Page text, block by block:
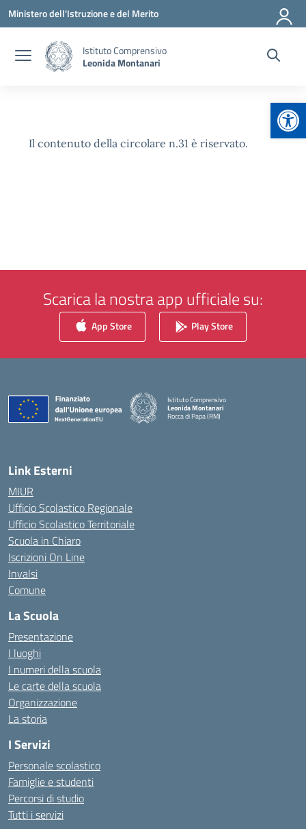
Vai ai contenuti
Vai al menu di navigazione
Vai al footer
Ministero dell'Istruzione e del Merito
Istituto Comprensivo
Leonida Montanari
Il contenuto della circolare n.31 è riservato.
Scarica la nostra app ufficiale su:
App Store Play Store
Istituto Comprensivo
Leonida Montanari
Rocca di Papa (RM)
— Visita la pagina iniziale della scuola
Link Esterni
MIUR
Ufficio Scolastico Regionale
Ufficio Scolastico Territoriale
Scuola in Chiaro
Iscrizioni On Line
Invalsi
Comune
La Scuola
Presentazione
I luoghi
I numeri della scuola
Le carte della scuola
Organizzazione
La storia
I Servizi
Personale scolastico
Famiglie e studenti
Percorsi di studio
Tutti i servizi